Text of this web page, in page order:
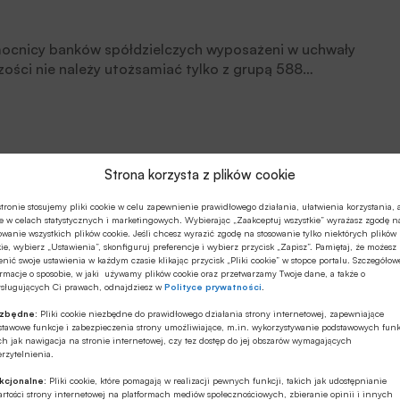
Strona korzysta z plików cookie
stosujemy pliki cookie w celu zapewnienie prawidłowego działania, ułatwienia korzystania, a
w celach statystycznych i marketingowych. Wybierając „Zaakceptuj wszystkie” wyrażasz zgodę
wszystkich plików cookie. Jeśli chcesz wyrazić zgodę na stosowanie tylko niektórych plików
wybierz „Ustawienia”, skonfiguruj preferencje i wybierz przycisk „Zapisz”. Pamiętaj, że możesz
swoje ustawienia w każdym czasie klikając przycisk „Pliki cookie” w stopce portalu.
o sposobie, w jaki używamy plików cookie oraz przetwarzamy Twoje dane, a także o
Ci prawach, odnajdziesz wPolityce prywatności
Pliki cookie niezbędne do prawidłowego działania strony internetowej, zapewniające
funkcje i zabezpieczenia strony umożliwiające, m.in. wykorzystywanie podstawowych
jak nawigacja na stronie internetowej, czy tez dostęp do jej obszarów wymagających
Pliki cookie, które pomagają w realizacji pewnych funkcji, takich jak udostępnianie
strony internetowej na platformach mediów społecznościowych, zbieranie opinii i innych
banków spółdzielczych wyposażeni w uchwały
nie należy utożsamiać tylko z grupą 588
i portfel
zrzeszenia i przejściu do Grupy BPS. Do
BS w Ostrowi Mazowieckiej, BS w Piasecznie